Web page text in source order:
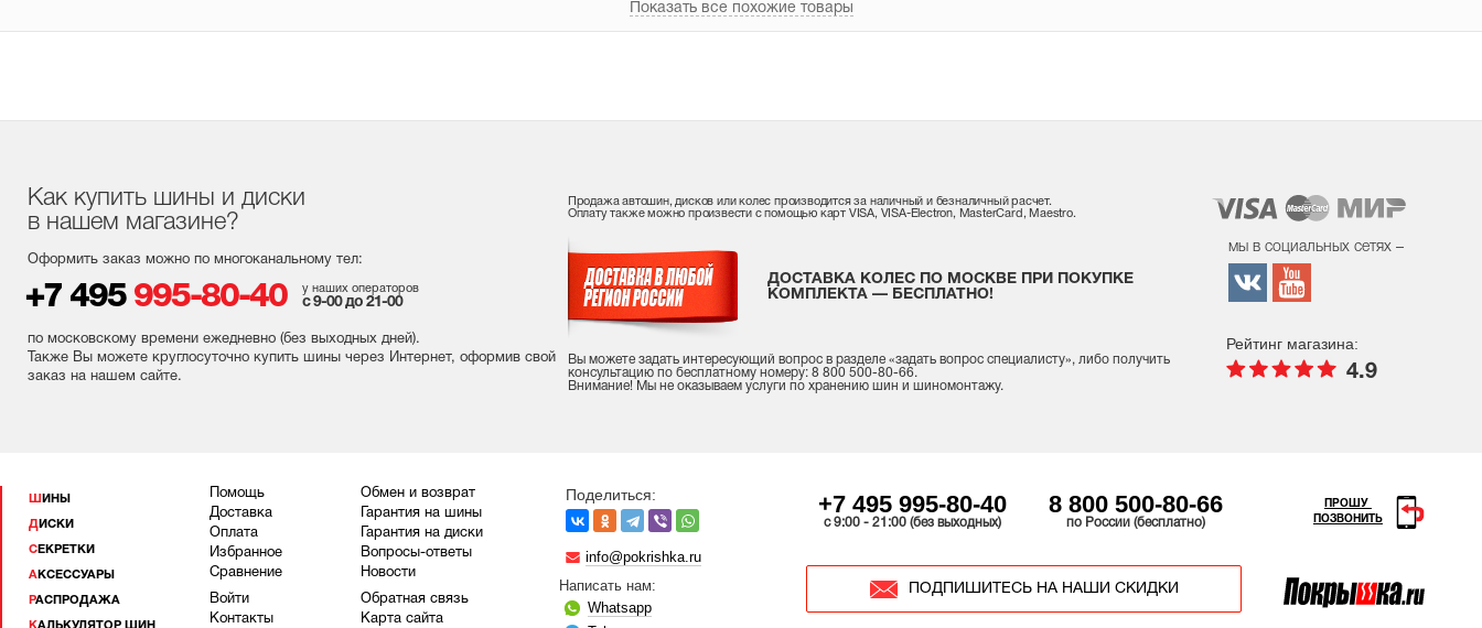
Показать все похожие товары
Как купить шины и диски
в нашем магазине?
Оформить заказ можно по многоканальному тел:
+7 495 995-80-40 у наших операторов
с 9-00 до 21-00
по московскому времени ежедневно (без выходных дней).
Также Вы можете круглосуточно купить шины через Интернет, оформив свой
заказ на нашем сайте.
Продажа автошин, дисков или колес производится за наличный и безналичный расчет.
Оплату также можно произвести с помощью карт VISA, VISA-Electron, MasterCard, Maestro.
ДОСТАВКА КОЛЕС ПО МОСКВЕ ПРИ ПОКУПКЕ
КОМПЛЕКТА — БЕСПЛАТНО!
Вы можете задать интересующий вопрос в разделе «задать вопрос специалисту», либо получить
консультацию по бесплатному номеру: 8 800 500-80-66.
Внимание! Мы не оказываем услуги по хранению шин и шиномонтажу.
мы в социальных сетях –
Рейтинг магазина:
4.9
ШИНЫ
ДИСКИ
СЕКРЕТКИ
АКСЕССУАРЫ
РАСПРОДАЖА
Помощь
Доставка
Оплата
Избранное
Сравнение
Войти
Контакты
Обмен и возврат
Гарантия на шины
Гарантия на диски
Вопросы-ответы
Новости
Обратная связь
Карта сайта
Поделиться:
info@pokrishka.ru
Написать нам:
Whatsapp
+7 495 995-80-40
c 9:00 - 21:00 (без выходных)
8 800 500-80-66
по России (бесплатно)
ПОДПИШИТЕСЬ НА НАШИ СКИДКИ
ПРОШУ
ПОЗВОНИТЬ